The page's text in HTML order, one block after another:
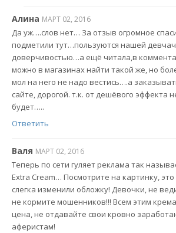
Алина МАРТ 02, 2016
Да уж….слов нет… За отзыв огромное
подметили тут…пользуются нашей
доверчивостью…а ещё читала,в
можно в магазинах найти такой же, но
мол на него не надо вестись….а
сайте, дорогой. т.к. от дешёвого эффекта
будет…..
Ответить
Валя МАРТ 02, 2016
Теперь по сети гуляет реклама так
Extra Cream… Посмотрите на картинку, это
слегка изменили обложку! Девочки, не
не кормите мошенников!!! Всем этим
цена, не отдавайте свои кровно
аферистам!